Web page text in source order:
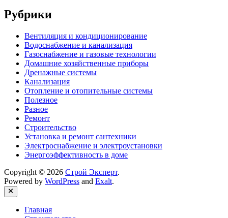
Рубрики
Вентиляция и кондиционирование
Водоснабжение и канализация
Газоснабжение и газовые технологии
Домашние хозяйственные приборы
Дренажные системы
Канализация
Отопление и отопительные системы
Полезное
Разное
Ремонт
Строительство
Установка и ремонт сантехники
Электроснабжение и электроустановки
Энергоэффективность в доме
Copyright © 2026 Строй Эксперт.
Powered by WordPress and Exalt.
Close
Главная